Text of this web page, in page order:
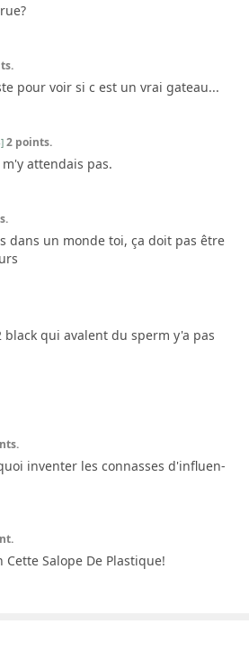
pour voir si c est un vrai gateau...
2 points.
attendais pas.
dans un monde toi, ça doit pas être
qui avalent du sperm y'a pas
inventer les connasses d'influen-
Cette Salope De Plastique!